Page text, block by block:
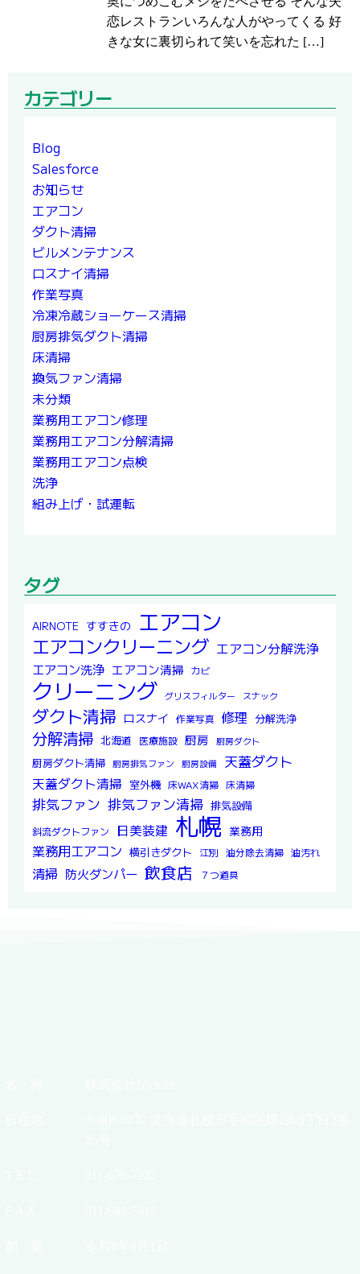
恋レストランいろんな人がやってくる 好
きな女に裏切られて笑いを忘れた […]
カテゴリー
Blog
Salesforce
お知らせ
エアコン
ダクト清掃
ビルメンテナンス
ロスナイ清掃
作業写真
冷凍冷蔵ショーケース清掃
厨房排気ダクト清掃
床清掃
換気ファン清掃
未分類
業務用エアコン修理
業務用エアコン分解清掃
業務用エアコン点検
洗浄
組み上げ・試運転
タグ
AIRNOTE すすきの エアコン
エアコンクリーニング エアコン分解洗浄
エアコン洗浄 エアコン清掃 カビ
クリーニング グリスフィルター スナック
ダクト清掃 ロスナイ 作業写真 修理 分解洗浄
分解清掃 北海道 医療施設 厨房 厨房ダクト
厨房ダクト清掃 厨房排気ファン 厨房設備 天蓋ダクト
天蓋ダクト清掃 室外機 床WAX清掃 床清掃
排気ファン 排気ファン清掃 排気設備
斜流ダクトファン 日美装建 札幌 業務用
業務用エアコン 横引きダクト 江別 油分除去清掃 油汚れ
清掃 防火ダンパー 飲食店 ７つ道具